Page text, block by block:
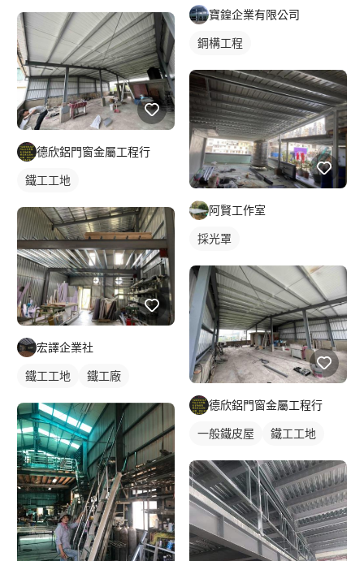
德欣鋁門窗金屬工程行
鐵工工地
宏譯企業社
鐵工工地 鐵工廠
寶鍠企業有限公司
鋼構工程
阿賢工作室
採光罩
德欣鋁門窗金屬工程行
一般鐵皮屋 鐵工工地